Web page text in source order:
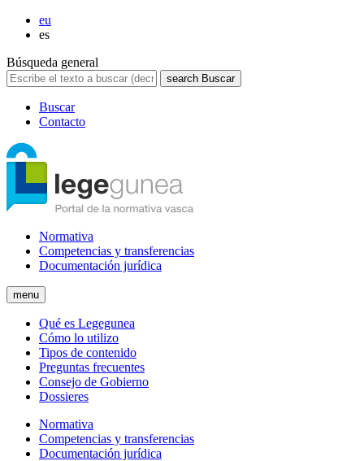
eu
es
Búsqueda general
search Buscar
Buscar
Contacto
Normativa
Competencias y transferencias
Documentación jurídica
menu
Qué es Legegunea
Cómo lo utilizo
Tipos de contenido
Preguntas frecuentes
Consejo de Gobierno
Dossieres
Normativa
Competencias y transferencias
Documentación jurídica